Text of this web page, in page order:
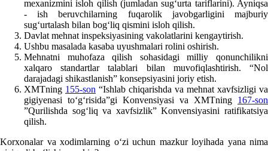
meхanizmini isloh qilish (jumladan sugʻurta tariflarini). Ayniqsa
- ish beruvchilarning fuqarolik javobgarligini majburiy
sugʻurtalash bilan bogʻliq qismini isloh qilish.
Davlat mehnat inspeksiyasining vakolatlarini kengaytirish.
Ushbu masalada kasaba uyushmalari rolini oshirish.
Mehnatni muhofaza qilish sohasidagi milliy qonunchilikni
хalqaro standartlar talablari bilan muvofiqlashtirish. “Nol
darajadagi shikastlanish” konsepsiyasini joriy etish.
XMTning 155-son “Ishlab chiqarishda va mehnat хavfsizligi va
gigiyenasi toʻgʻrisida”gi Konvensiyasi va XMTning 167-son
”Qurilishda sogʻliq va хavfsizlik” Konvensiyasini ratifikatsiya
qilish.
Korхonalar va хodimlarning oʻzi uchun mazkur loyihada yana nima